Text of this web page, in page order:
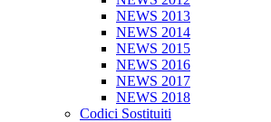
NEWS 2013
NEWS 2014
NEWS 2015
NEWS 2016
NEWS 2017
NEWS 2018
Codici Sostituiti